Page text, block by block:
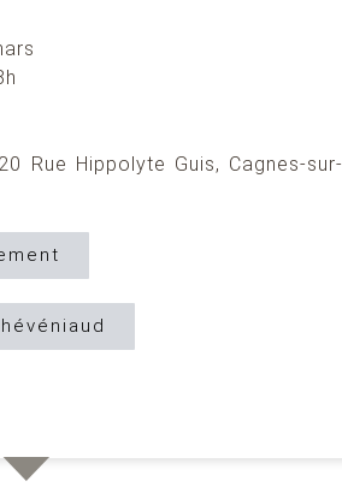
Rue Hippolyte Guis, Cagnes-sur-